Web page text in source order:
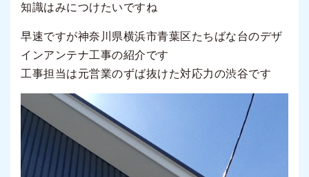
知識はみにつけたいですね
早速ですが神奈川県横浜市青葉区たちばな台のデザ
インアンテナ工事の紹介です
工事担当は元営業のずば抜けた対応力の渋谷です